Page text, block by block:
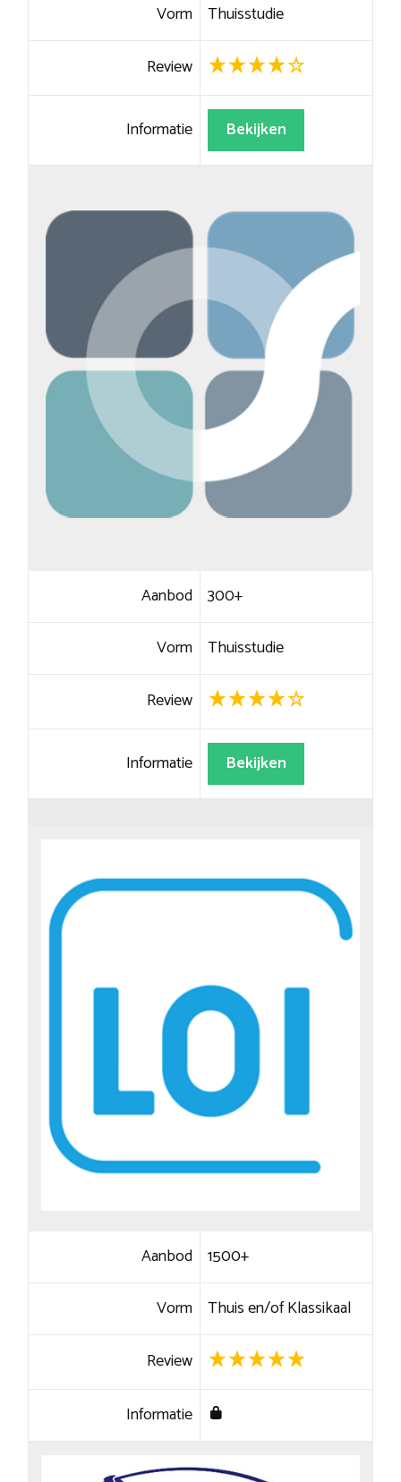
Vorm Thuisstudie
Review
Informatie Bekijken
Aanbod 300+
Vorm Thuisstudie
Review
Informatie Bekijken
Aanbod 1500+
Vorm Thuis en/of Klassikaal
Review
Informatie